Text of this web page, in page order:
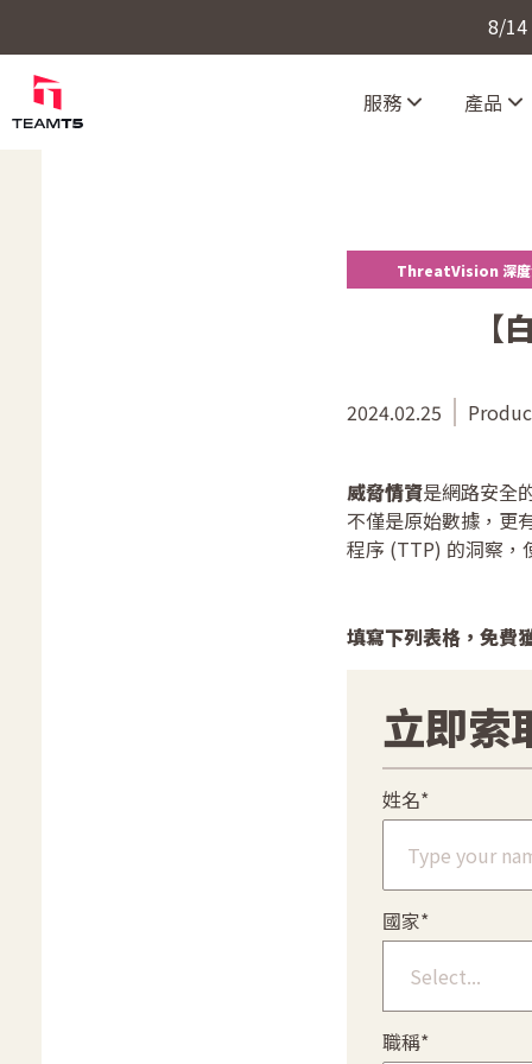
8/14
服務 產品
ThreatVision 深度
2024.02.25
威脅情資是網路安全
不僅是原始數據，更
程序 (TTP) 的洞察，
填寫下列表格，免費
立即索
姓名*
國家*
Select...
職稱*